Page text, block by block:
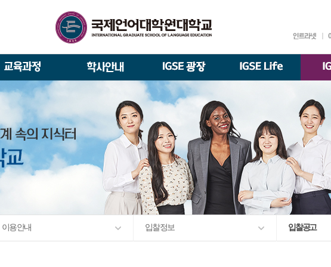
석사/박사과정 모집요강
일반(내국인)전형 모집요강
외국인 유학생 특별전형 모집요강
재학생 · 졸업생 이야기
언어교육융합학과
한국어·영어통번역전공
한국어·베트남어통번역전공
유학생 원서 접수
About IGSE
IGSE 소개
설립 이념과 비전
학교법인
총장실
역대 총장
대학기구
대학자체평가·
석사과정
언어교육융합학과 교수소개
TESOL & 영어교재개발(주간)
외국어로서의 한국어교육(주간)
통번역학과
한국어·베트남어통번역(주간)
교수소개
한국어·영어통번역(야간) 교수소개
학사 일정 증명서 발급
IGSE News IGSE 갤러리
출간·출시
장학제도 대관안내
이용 안내 입찰 정보 입찰공고